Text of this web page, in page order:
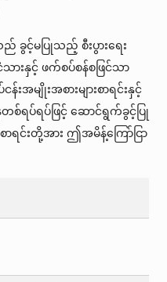
ည် ခွင့်မပြုသည့် စီးပွားရေး
ငံသားနှင့် ဖက်စပ်စန်စဖြင်သာ
အမျိုးအစားများစာရင်းနှင့်
တစ်ရပ်ရပ်ဖြင့် ဆောင်ရွက်ခွင့်ပြု
ာရင်းတို့အား ဤအမိန့်ကြော်ငြာ